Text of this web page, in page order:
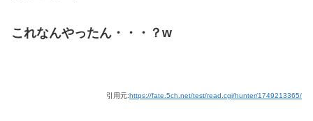
これなんやったん・・・？w
引用元:https://fate.5ch.net/test/read.cgi/hunter/1749213365/